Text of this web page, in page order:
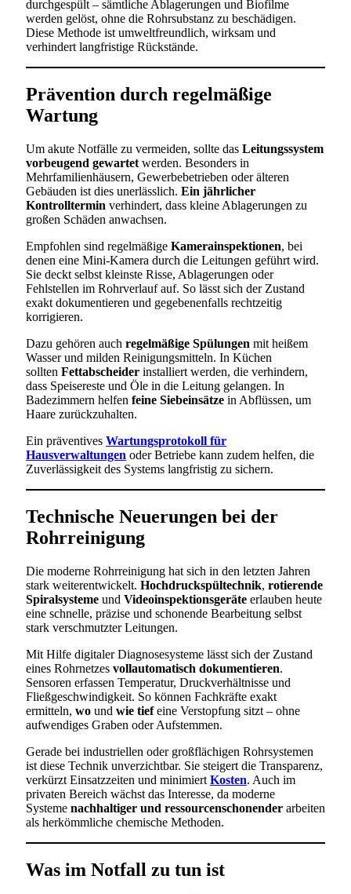
durchgespült – sämtliche Ablagerungen und Biofilme
werden gelöst, ohne die Rohrsubstanz zu beschädigen.
Diese Methode ist umweltfreundlich, wirksam und
verhindert langfristige Rückstände.
Prävention durch regelmäßige
Wartung
Um akute Notfälle zu vermeiden, sollte das Leitungssystem
vorbeugend gewartet werden. Besonders in
Mehrfamilienhäusern, Gewerbebetrieben oder älteren
Gebäuden ist dies unerlässlich. Ein jährlicher
Kontrolltermin verhindert, dass kleine Ablagerungen zu
großen Schäden anwachsen.
Empfohlen sind regelmäßige Kamerainspektionen, bei
denen eine Mini-Kamera durch die Leitungen geführt wird.
Sie deckt selbst kleinste Risse, Ablagerungen oder
Fehlstellen im Rohrverlauf auf. So lässt sich der Zustand
exakt dokumentieren und gegebenenfalls rechtzeitig
korrigieren.
Dazu gehören auch regelmäßige Spülungen mit heißem
Wasser und milden Reinigungsmitteln. In Küchen
sollten Fettabscheider installiert werden, die verhindern,
dass Speisereste und Öle in die Leitung gelangen. In
Badezimmern helfen feine Siebeinsätze in Abflüssen, um
Haare zurückzuhalten.
Ein präventives Wartungsprotokoll für
Hausverwaltungen oder Betriebe kann zudem helfen, die
Zuverlässigkeit des Systems langfristig zu sichern.
Technische Neuerungen bei der
Rohrreinigung
Die moderne Rohrreinigung hat sich in den letzten Jahren
stark weiterentwickelt. Hochdruckspültechnik, rotierende
Spiralsysteme und Videoinspektionsgeräte erlauben heute
eine schnelle, präzise und schonende Bearbeitung selbst
stark verschmutzter Leitungen.
Mit Hilfe digitaler Diagnosesysteme lässt sich der Zustand
eines Rohrnetzes vollautomatisch dokumentieren.
Sensoren erfassen Temperatur, Druckverhältnisse und
Fließgeschwindigkeit. So können Fachkräfte exakt
ermitteln, wo und wie tiefeine Verstopfung sitzt – ohne
aufwendiges Graben oder Aufstemmen.
Gerade bei industriellen oder großflächigen Rohrsystemen
ist diese Technik unverzichtbar. Sie steigert die Transparenz,
verkürzt Einsatzzeiten und minimiert Kosten. Auch im
privaten Bereich wächst das Interesse, da moderne
Systeme nachhaltiger und ressourcenschonender arbeiten
als herkömmliche chemische Methoden.
Was im Notfall zu tun ist